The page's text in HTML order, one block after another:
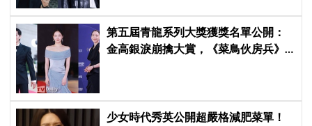
第五屆青龍系列大獎獲獎名單公開：
金高銀淚崩擒大賞，《菜鳥伙房兵》
少女時代秀英公開超嚴格減肥菜單！